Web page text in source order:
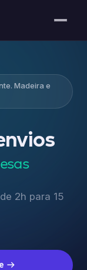
Madeira e
2h para 15
→